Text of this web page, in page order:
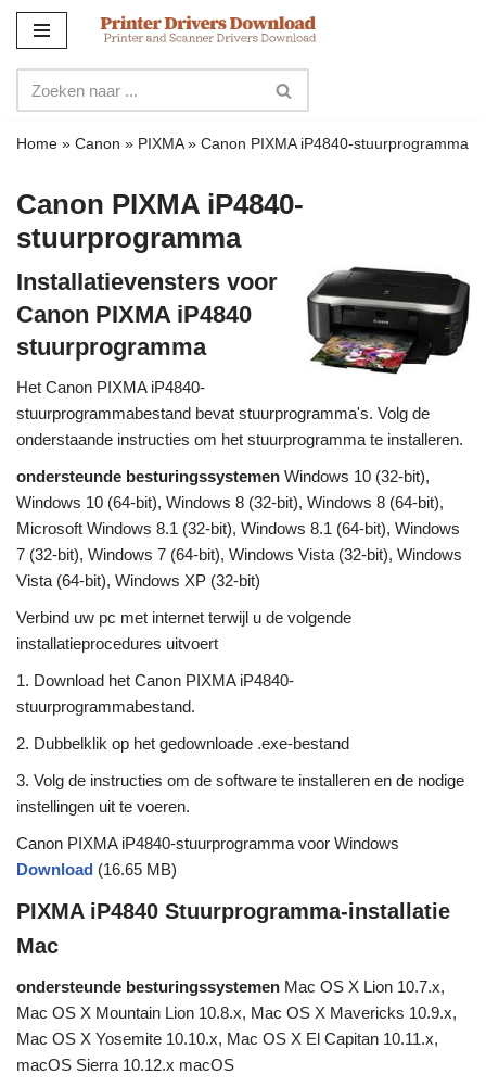
naar
de
inhoud
Home » Canon » PIXMA» Canon PIXMA iP4840-stuurprogramma
Canon PIXMA iP4840-
stuurprogramma
Installatievensters voor
Canon PIXMA iP4840
stuurprogramma
Het Canon PIXMA iP4840-
stuurprogrammabestand bevat stuurprogramma's. Volg de
onderstaande instructies om het stuurprogramma te installeren.
ondersteunde besturingssystemen Windows 10 (32-bit),
Windows 10 (64-bit), Windows 8 (32-bit), Windows 8 (64-bit),
Microsoft Windows 8.1 (32-bit), Windows 8.1 (64-bit), Windows
7 (32-bit), Windows 7 (64-bit), Windows Vista (32-bit), Windows
Vista (64-bit), Windows XP (32-bit)
Verbind uw pc met internet terwijl u de volgende
installatieprocedures uitvoert
1. Download het Canon PIXMA iP4840-
stuurprogrammabestand.
2. Dubbelklik op het gedownloade .exe-bestand
3. Volg de instructies om de software te installeren en de nodige
instellingen uit te voeren.
Canon PIXMA iP4840-stuurprogramma voor Windows
Download (16.65 MB)
PIXMA iP4840 Stuurprogramma-installatie
Mac
ondersteunde besturingssystemen Mac OS X Lion 10.7.x,
Mac OS X Mountain Lion 10.8.x, Mac OS X Mavericks 10.9.x,
Mac OS X Yosemite 10.10.x, Mac OS X El Capitan 10.11.x,
macOS Sierra 10.12.x macOS